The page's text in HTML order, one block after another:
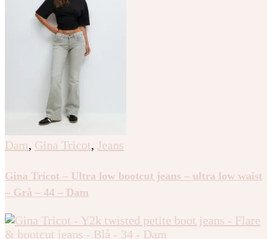
Dam, Gina Tricot, Jeans
Gina Tricot – Ultra low bootcut jeans – ultra low waist
– Grå – 44 – Dam